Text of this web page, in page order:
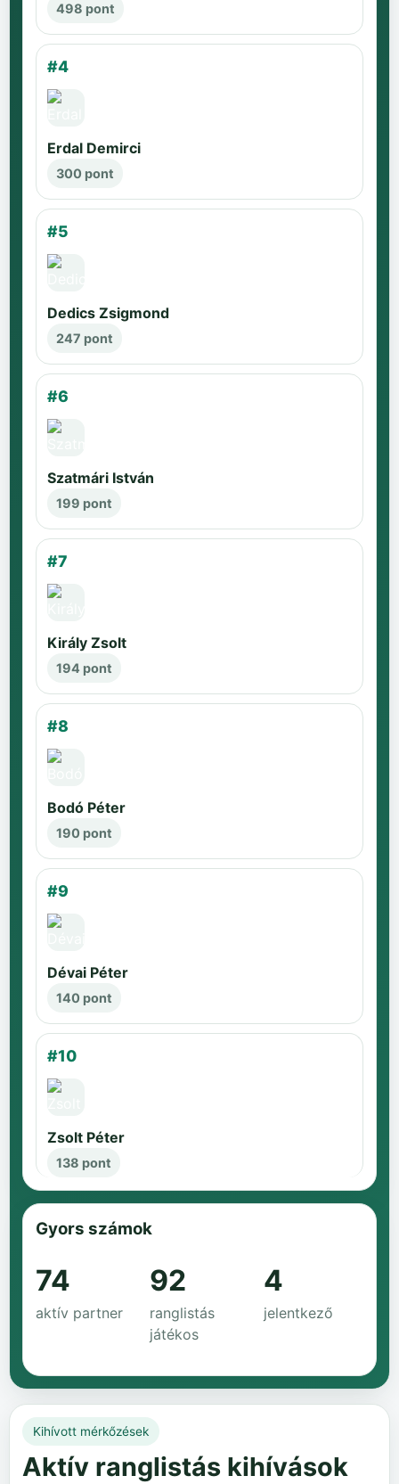
498 pont
#4
Erdal Demirci
300 pont
#5
Dedics Zsigmond
247 pont
#6
Szatmári István
199 pont
#7
Király Zsolt
194 pont
#8
Bodó Péter
190 pont
#9
Dévai Péter
140 pont
#10
Zsolt Péter
138 pont
Gyors számok
74
aktív partner
92
ranglistás
játékos
4
jelentkező
Kihívott mérkőzések
Aktív ranglistás kihívások